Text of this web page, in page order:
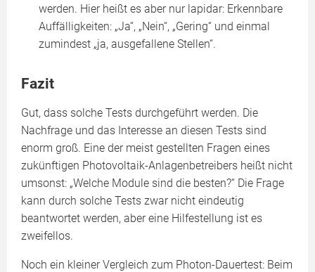
werden. Hier heißt es aber nur lapidar: Erkennbare
Auffälligkeiten: „Ja“, „Nein“, „Gering“ und einmal
zumindest „ja, ausgefallene Stellen“.
Fazit
Gut, dass solche Tests durchgeführt werden. Die
Nachfrage und das Interesse an diesen Tests sind
enorm groß. Eine der meist gestellten Fragen eines
zukünftigen Photovoltaik-Anlagenbetreibers heißt nicht
umsonst: „Welche Module sind die besten?“ Die Frage
kann durch solche Tests zwar nicht eindeutig
beantwortet werden, aber eine Hilfestellung ist es
zweifellos.
Noch ein kleiner Vergleich zum Photon-Dauertest: Beim